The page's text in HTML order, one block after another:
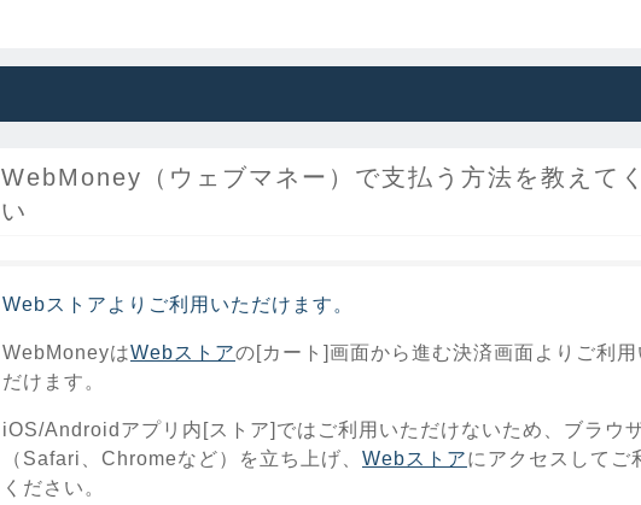
WebMoney（ウェブマネー）で支払う方法を教えて
い
Webストアよりご利用いただけます。
WebMoneyはWebストアの[カート]画面から進む決済画面よりご利用
だけます。
iOS/Androidアプリ内[ストア]ではご利用いただけないため、ブラウ
（Safari、Chromeなど）を立ち上げ、 Webストアにアクセスしてご
ください。